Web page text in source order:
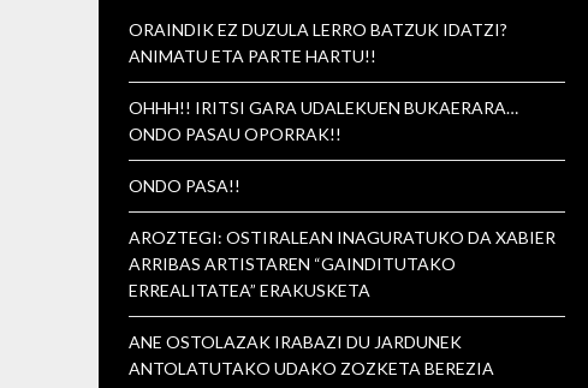
ORAINDIK EZ DUZULA LERRO BATZUK IDATZI?
ANIMATU ETA PARTE HARTU!!
OHHH!! IRITSI GARA UDALEKUEN BUKAERARA…
ONDO PASAU OPORRAK!!
ONDO PASA!!
AROZTEGI: OSTIRALEAN INAGURATUKO DA XABIER
ARRIBAS ARTISTAREN “GAINDITUTAKO
ERREALITATEA” ERAKUSKETA
ANE OSTOLAZAK IRABAZI DU JARDUNEK
ANTOLATUTAKO UDAKO ZOZKETA BEREZIA